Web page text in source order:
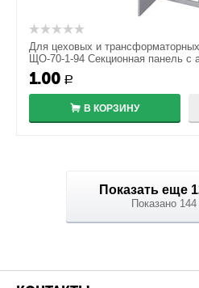
Для цеховых и
ЩО-70-1-94 Секционная панель с
1.00 Р
В КОРЗИНУ
Показано